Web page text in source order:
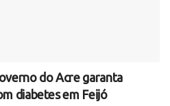
do Acre garanta
diabetes em Feijó